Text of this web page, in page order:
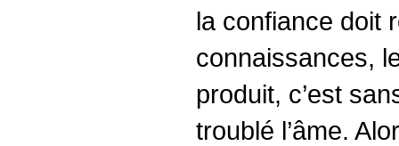
la confiance doit
connais­sances,
produit, c’est
troublé l’âme.